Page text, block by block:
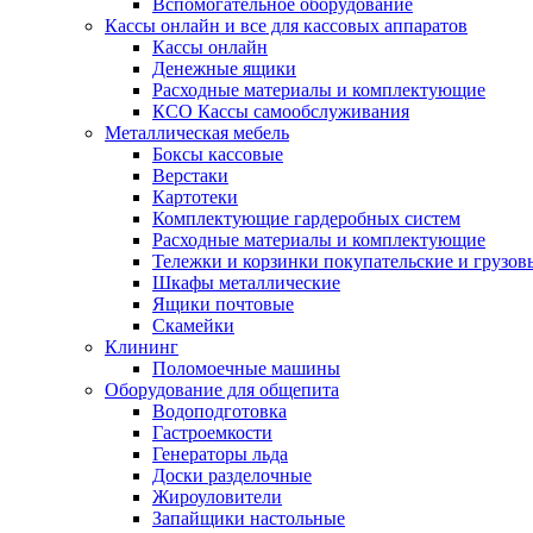
Вспомогательное оборудование
Кассы онлайн и все для кассовых аппаратов
Кассы онлайн
Денежные ящики
Расходные материалы и комплектующие
КСО Кассы самообслуживания
Металлическая мебель
Боксы кассовые
Верстаки
Картотеки
Комплектующие гардеробных систем
Расходные материалы и комплектующие
Тележки и корзинки покупательские и
Шкафы металлические
Ящики почтовые
Скамейки
Клининг
Поломоечные машины
Оборудование для общепита
Водоподготовка
Гастроемкости
Генераторы льда
Доски разделочные
Жироуловители
Запайщики настольные